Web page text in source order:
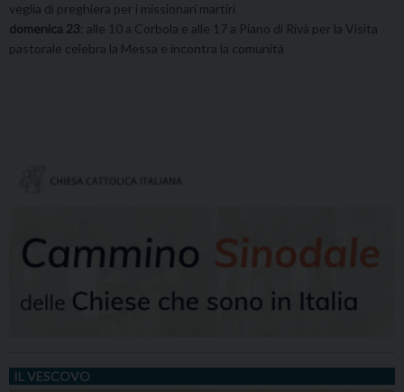
veglia di preghiera per i missionari martiri
domenica 23: alle 10 a Corbola e alle 17 a Piano di Rivà per la Visita
pastorale celebra la Messa e incontra la comunità
IL VESCOVO